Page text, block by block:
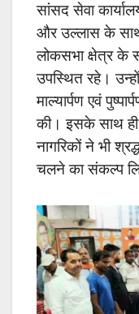
सांसद सेवा
और उल्लास के साथ
लोकसभा क्षेत्र के
उपस्थित रहे।
माल्यार्पण एवं
की। इसके साथ ही
नागरिकों ने भी
चलने का संकल्प